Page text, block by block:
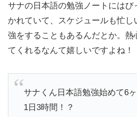
サナの日本語の勉強ノートにはび
かれていて、スケジュールも忙し
強をすることもあるんだとか。熱
てくれるなんて嬉しいですよね！
サナくん日本語勉強始めて6ヶ
1日3時間！？